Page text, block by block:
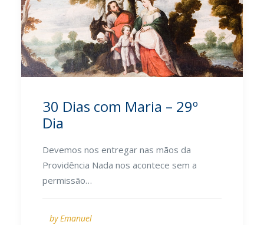
30 Dias com Maria – 29º
Dia
Devemos nos entregar nas mãos da
Providência Nada nos acontece sem a
permissão…
by Emanuel